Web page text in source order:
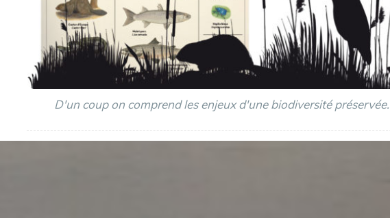
D'un coup on comprend les enjeux d'une biodiversité préservée.